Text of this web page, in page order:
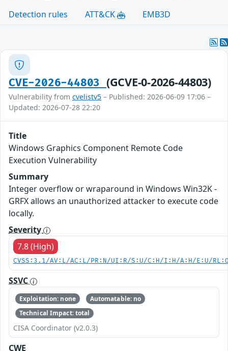
Detection rules
ATT&CK EMB3D
CVE-2026-44803 (GCVE-0-2026-44803)
Vulnerability from cvelistv5 – Published: 2026-06-09 17:06 –
Updated: 2026-07-28 22:20
Title
Windows Graphics Component Remote Code
Execution Vulnerability
Summary
Integer overflow or wraparound in Windows Win32K -
GRFX allows an unauthorized attacker to execute code
locally.
Severity
7.8 (High)
CVSS:3.1/AV:L/AC:L/PR:N/UI:R/S:U/C:H/I:H/A:H/E:U/
SSVC
Exploitation: none
Automatable: no
Technical Impact: total
CISA Coordinator (v2.0.3)
CWE